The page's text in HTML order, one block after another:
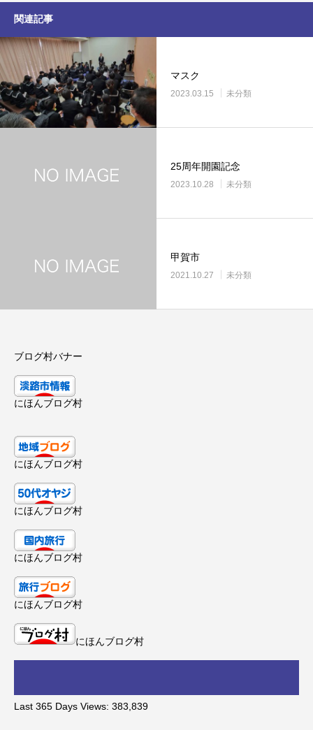
関連記事
マスク
2023.03.15 未分類
25周年開園記念
2023.10.28 未分類
甲賀市
2021.10.27 未分類
ブログ村バナー
にほんブログ村
にほんブログ村
にほんブログ村
にほんブログ村
にほんブログ村
にほんブログ村
Last 365 Days Views: 383,839